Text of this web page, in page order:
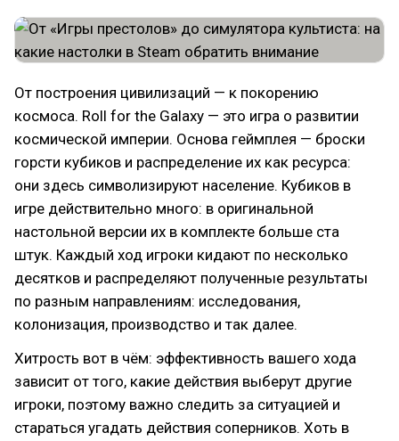
От построения цивилизаций — к покорению
космоса. Roll for the Galaxy — это игра о развитии
космической империи. Основа геймплея — броски
горсти кубиков и распределение их как ресурса:
они здесь символизируют население. Кубиков в
игре действительно много: в оригинальной
настольной версии их в комплекте больше ста
штук. Каждый ход игроки кидают по несколько
десятков и распределяют полученные результаты
по разным направлениям: исследования,
колонизация, производство и так далее.
Хитрость вот в чём: эффективность вашего хода
зависит от того, какие действия выберут другие
игроки, поэтому важно следить за ситуацией и
стараться угадать действия соперников. Хоть в